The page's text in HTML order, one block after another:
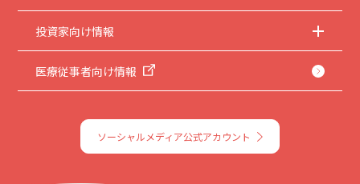
投資家向け情報
医療従事者向け情報
ソーシャルメディア公式アカウント